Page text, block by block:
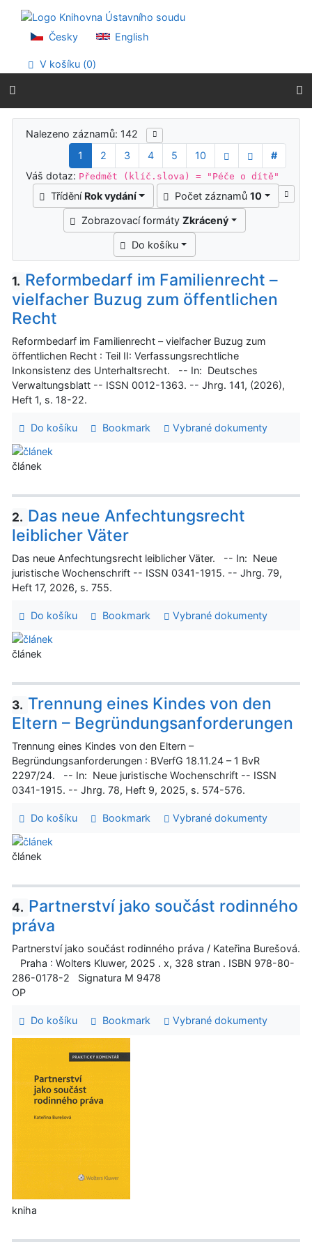
Přejít na menu
Prohlášení o webové přístupnosti
Česky English
V košíku (0)
Výsledky vyhledávání
Nalezeno záznamů: 142
1
2 3 4 5 10
#
Váš dotaz: Předmět (klíč.slova) = "Péče o dítě"
Třídění Rok vydání Počet záznamů 10
Zobrazovací formáty Zkrácený
Do košíku
1. Reformbedarf im Familienrecht –
vielfacher Buzug zum ӧffentlichen
Recht
Reformbedarf im Familienrecht – vielfacher Buzug zum
ӧffentlichen Recht : Teil II: Verfassungsrechtliche
Inkonsistenz des Unterhaltsrecht. -- In: Deutsches
Verwaltungsblatt -- ISSN 0012-1363. -- Jhrg. 141, (2026),
Heft 1, s. 18-22.
Do košíku Bookmark Vybrané dokumenty
článek
2. Das neue Anfechtungsrecht
leiblicher Väter
Das neue Anfechtungsrecht leiblicher Väter. -- In: Neue
juristische Wochenschrift -- ISSN 0341-1915. -- Jhrg. 79,
Heft 17, 2026, s. 755.
Do košíku Bookmark Vybrané dokumenty
článek
3. Trennung eines Kindes von den
Eltern – Begründungsanforderungen
Trennung eines Kindes von den Eltern –
Begründungsanforderungen : BVerfG 18.11.24 – 1 BvR
2297/24. -- In: Neue juristische Wochenschrift -- ISSN
0341-1915. -- Jhrg. 78, Heft 9, 2025, s. 574-576.
Do košíku Bookmark Vybrané dokumenty
článek
4. Partnerství jako součást rodinného
práva
Partnerství jako součást rodinného práva / Kateřina Burešová.
Praha : Wolters Kluwer, 2025 . x, 328 stran . ISBN 978-80-
286-0178-2 Signatura M 9478
OP
Do košíku Bookmark Vybrané dokumenty
kniha